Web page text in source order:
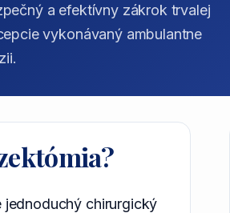
a efektívny zákrok trvalej
vykonávaný ambulantne
jednoduchý chirurgický